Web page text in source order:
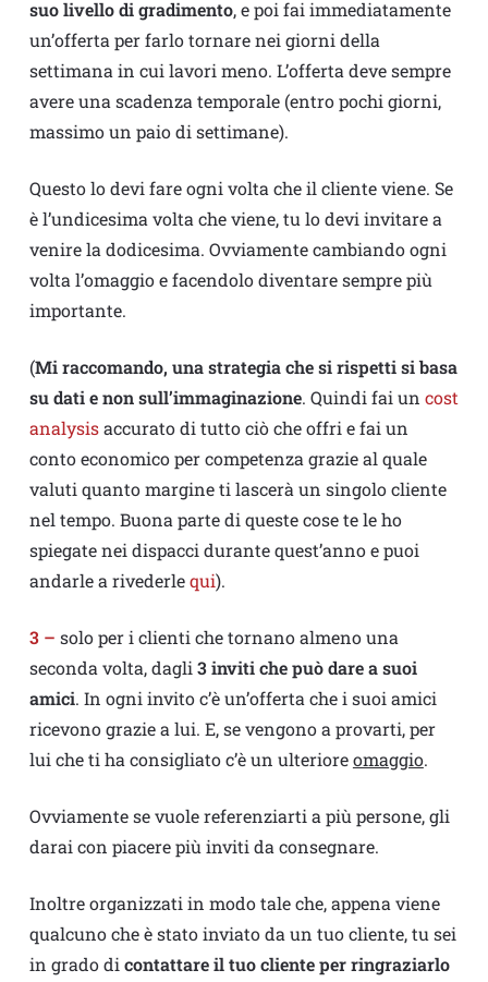
suo livello di gradimento, e poi fai immediatamente
un’offerta per farlo tornare nei giorni della
settimana in cui lavori meno. L’offerta deve sempre
avere una scadenza temporale (entro pochi giorni,
massimo un paio di settimane).
Questo lo devi fare ogni volta che il cliente viene. Se
è l’undicesima volta che viene, tu lo devi invitare a
venire la dodicesima. Ovviamente cambiando ogni
volta l’omaggio e facendolo diventare sempre più
importante.
(Mi raccomando, una strategia che si rispetti si basa
su dati e non sull’immaginazione. Quindi fai un cost
analysisaccurato di tutto ciò che offri e fai un
conto economico per competenza grazie al quale
valuti quanto margine ti lascerà un singolo cliente
nel tempo. Buona parte di queste cose te le ho
spiegate nei dispacci durante quest’anno e puoi
andarle a rivederlequi).
3 – solo per i clienti che tornano almeno una
seconda volta, dagli3 inviti che può dare a suoi
amici. In ogni invito c’è un’offerta che i suoi amici
ricevono grazie a lui. E, se vengono a provarti, per
lui che ti ha consigliato c’è un ulterioreomaggio.
Ovviamente se vuole referenziarti a più persone, gli
darai con piacere più inviti da consegnare.
Inoltre organizzati in modo tale che, appena viene
qualcuno che è stato inviato da un tuo cliente, tu sei
in grado dicontattare il tuo cliente per ringraziarlo